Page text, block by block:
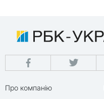
Про компанію